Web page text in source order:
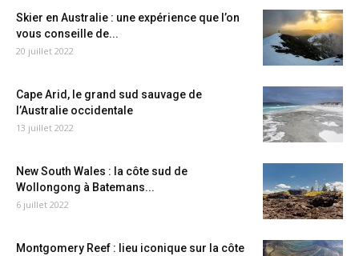
Skier en Australie : une expérience que l’on
vous conseille de...
20 juillet 2022
Cape Arid, le grand sud sauvage de
l’Australie occidentale
13 juillet 2022
New South Wales : la côte sud de
Wollongong à Batemans...
6 juillet 2022
Montgomery Reef : lieu iconique sur la côte